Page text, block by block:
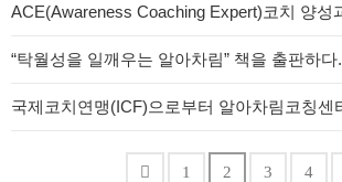
“탁월성을 일깨우는 알아차림” 책을 출판하다.
1 2 3 4